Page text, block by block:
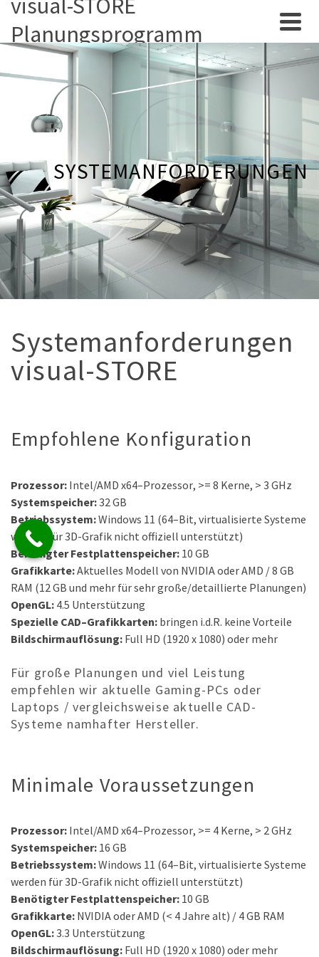
Planungsprogramm
SYSTEMANFORDERUNGEN
Systemanforderungen
visual-STORE
Empfohlene Konfiguration
Prozessor: Intel/AMD x64–Prozessor, >= 8 Kerne, > 3 GHz
Systemspeicher:32 GB
Betriebssystem:Windows 11 (64–Bit, virtualisierte Systeme
werden für 3D-Grafik nicht offiziell unterstützt)
Benötigter Festplattenspeicher: 10 GB
Grafikkarte:Aktuelles Modell von NVIDIA oderAMD / 8 GB
RAM (12 GB und mehr für sehr große/detaillierte Planungen)
OpenGL: 4.5 Unterstützung
Spezielle CAD–Grafikkarten: bringen i.d.R. keine Vorteile
Bildschirmauflösung: Full HD (1920 x 1080) oder mehr
Für große Planungen und viel Leistung
empfehlen wir aktuelle Gaming-PCs oder
Laptops / vergleichsweise aktuelle CAD-
Systeme namhafter Hersteller.
Minimale Voraussetzungen
Prozessor: Intel/AMD x64–Prozessor, >= 4 Kerne, > 2 GHz
Systemspeicher: 16 GB
Betriebssystem:Windows 11 (64–Bit, virtualisierte Systeme
werden für 3D-Grafik nicht offiziell unterstützt)
Benötigter Festplattenspeicher: 10 GB
Grafikkarte: NVIDIA oderAMD (< 4 Jahre alt) / 4GB RAM
OpenGL:3.3 Unterstützung
Bildschirmauflösung: Full HD (1920 x 1080) oder mehr